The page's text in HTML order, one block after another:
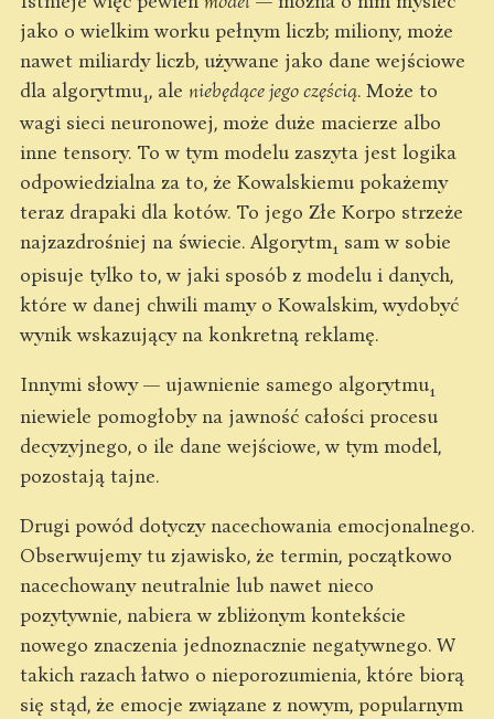
jako o wielkim worku pełnym liczb; miliony, może
nawet miliardy liczb, używane jako dane wejściowe
dla algorytmu1, ale niebędące jego częścią. Może to
wagi sieci neuronowej, może duże macierze albo
inne tensory. To w tym modelu zaszyta jest logika
odpowiedzialna za to, że Kowalskiemu pokażemy
teraz drapaki dla kotów. To jego Złe Korpo strzeże
najzazdrośniej na świecie. Algorytm1 sam w sobie
opisuje tylko to, w jaki sposób z modelu i danych,
które w danej chwili mamy o Kowalskim, wydobyć
wynik wskazujący na konkretną reklamę.
Innymi słowy — ujawnienie samego algorytmu1
niewiele pomogłoby na jawność całości procesu
decyzyjnego, o ile dane wejściowe, w tym model,
pozostają tajne.
Drugi powód dotyczy nacechowania emocjonalnego.
Obserwujemy tu zjawisko, że termin, początkowo
nacechowany neutralnie lub nawet nieco
pozytywnie, nabiera w zbliżonym kontekście
nowego znaczenia jednoznacznie negatywnego. W
takich razach łatwo o nieporozumienia, które biorą
się stąd, że emocje związane z nowym, popularnym